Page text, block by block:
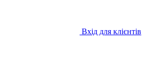
Вхід для клієнтів